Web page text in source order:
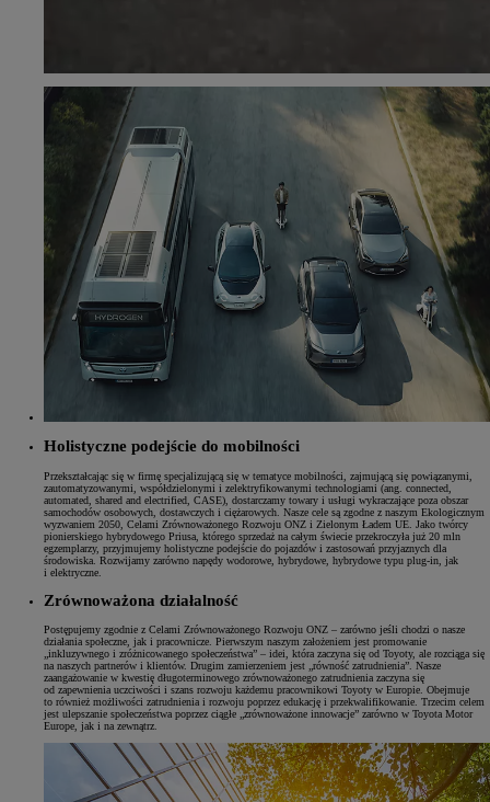
Holistyczne podejście do mobilności
Przekształcając się w firmę specjalizującą się w tematyce mobilności, zajmującą się powiązanymi,
zautomatyzowanymi, współdzielonymi i zelektryfikowanymi technologiami (ang. connected,
automated, shared and electrified, CASE), dostarczamy towary i usługi wykraczające poza obszar
samochodów osobowych, dostawczych i ciężarowych. Nasze cele są zgodne z naszym Ekologicznym
wyzwaniem 2050, Celami Zrównoważonego Rozwoju ONZ i Zielonym Ładem UE. Jako twórcy
pionierskiego hybrydowego Priusa, którego sprzedaż na całym świecie przekroczyła już 20 mln
egzemplarzy, przyjmujemy holistyczne podejście do pojazdów i zastosowań przyjaznych dla
środowiska. Rozwijamy zarówno napędy wodorowe, hybrydowe, hybrydowe typu plug-in, jak
i elektryczne.
Zrównoważona działalność
Postępujemy zgodnie z Celami Zrównoważonego Rozwoju ONZ – zarówno jeśli chodzi o nasze
działania społeczne, jak i pracownicze. Pierwszym naszym założeniem jest promowanie
„inkluzywnego i zróżnicowanego społeczeństwa” – idei, która zaczyna się od Toyoty, ale rozciąga się
na naszych partnerów i klientów. Drugim zamierzeniem jest „równość zatrudnienia”. Nasze
zaangażowanie w kwestię długoterminowego zrównoważonego zatrudnienia zaczyna się
od zapewnienia uczciwości i szans rozwoju każdemu pracownikowi Toyoty w Europie. Obejmuje
to również możliwości zatrudnienia i rozwoju poprzez edukację i przekwalifikowanie. Trzecim celem
jest ulepszanie społeczeństwa poprzez ciągłe „zrównoważone innowacje” zarówno w Toyota Motor
Europe, jak i na zewnątrz.